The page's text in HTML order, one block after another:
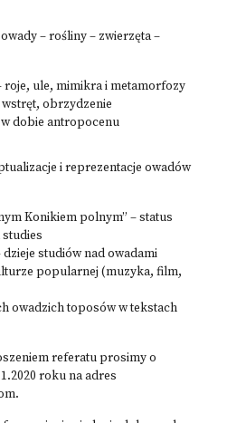
– rośliny – zwierzęta –
roje, ule, mimikra i metamorfozy
obrzydzenie
dobie antropocenu
i reprezentacje owadów
Konikiem polnym” – status
studiów nad owadami
popularnej (muzyka, film,
owadzich toposów w tekstach
referatu prosimy o
roku na adres
.